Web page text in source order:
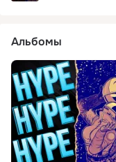
Альбомы